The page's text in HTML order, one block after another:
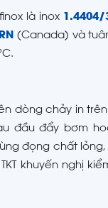
là inox 1.4404/
(Canada) và
dòng chảy in
đầu đẩy bơm
đọng chất lỏng,
khuyến nghị